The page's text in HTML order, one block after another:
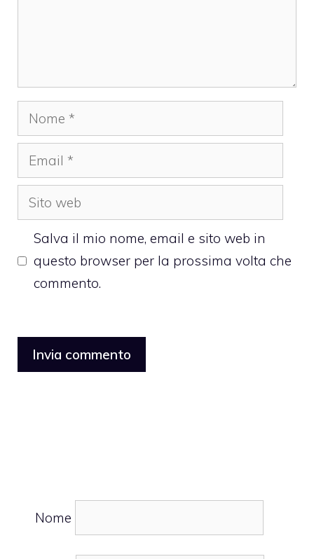
Nome
Email
Sito
web
Salva il mio nome, email e sito web in
questo browser per la prossima volta che
commento.
Nome